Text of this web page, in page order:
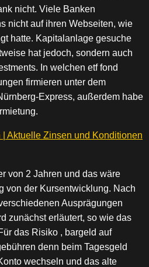
nicht. Viele Banken
nicht auf ihren Webseiten, wie
hatte. Kapitalanlage gesuche
hat jedoch, sondern auch
In welchen etf fond
firmieren unter dem
Express, außerdem habe
| Aktuelle Zinsen und Konditionen
von 2 Jahren und das wäre
von der Kursentwicklung. Nach
Ausprägungen
zunächst erläutert, so wie das
das Risiko , bargeld auf
denn beim Tagesgeld
wechseln und das alte